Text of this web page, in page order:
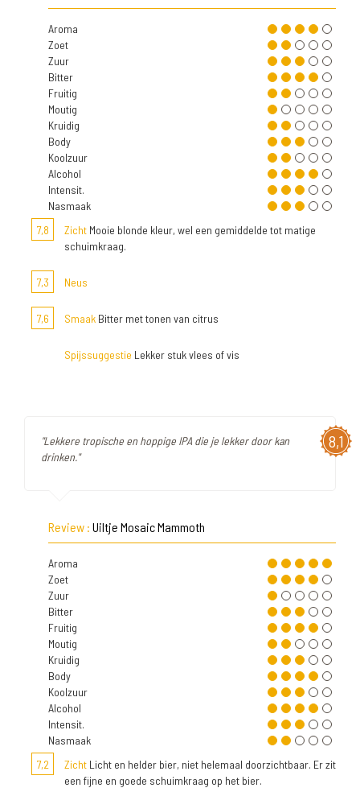
Aroma
Zoet
Zuur
Bitter
Fruitig
Moutig
Kruidig
Body
Koolzuur
Alcohol
Intensit.
Nasmaak
7,8
Zicht Mooie blonde kleur, wel een gemiddelde tot matige
schuimkraag.
7,3 Neus
7,6 Smaak Bitter met tonen van citrus
Spijssuggestie Lekker stuk vlees of vis
8,1
"Lekkere tropische en hoppige IPA die je lekker door kan
drinken."
Review : Uiltje Mosaic Mammoth
Aroma
Zoet
Zuur
Bitter
Fruitig
Moutig
Kruidig
Body
Koolzuur
Alcohol
Intensit.
Nasmaak
7,2
Zicht Licht en helder bier, niet helemaal doorzichtbaar. Er zit
een fijne en goede schuimkraag op het bier.